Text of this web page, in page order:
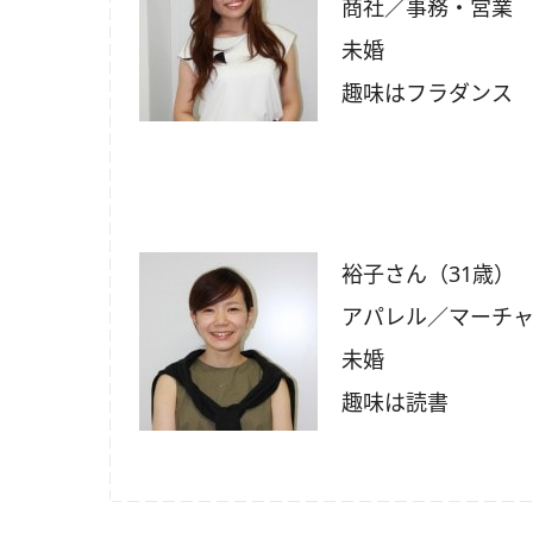
商社／事務・営業
未婚
趣味はフラダンス
裕子さん（31歳）
アパレル／マーチ
未婚
趣味は読書